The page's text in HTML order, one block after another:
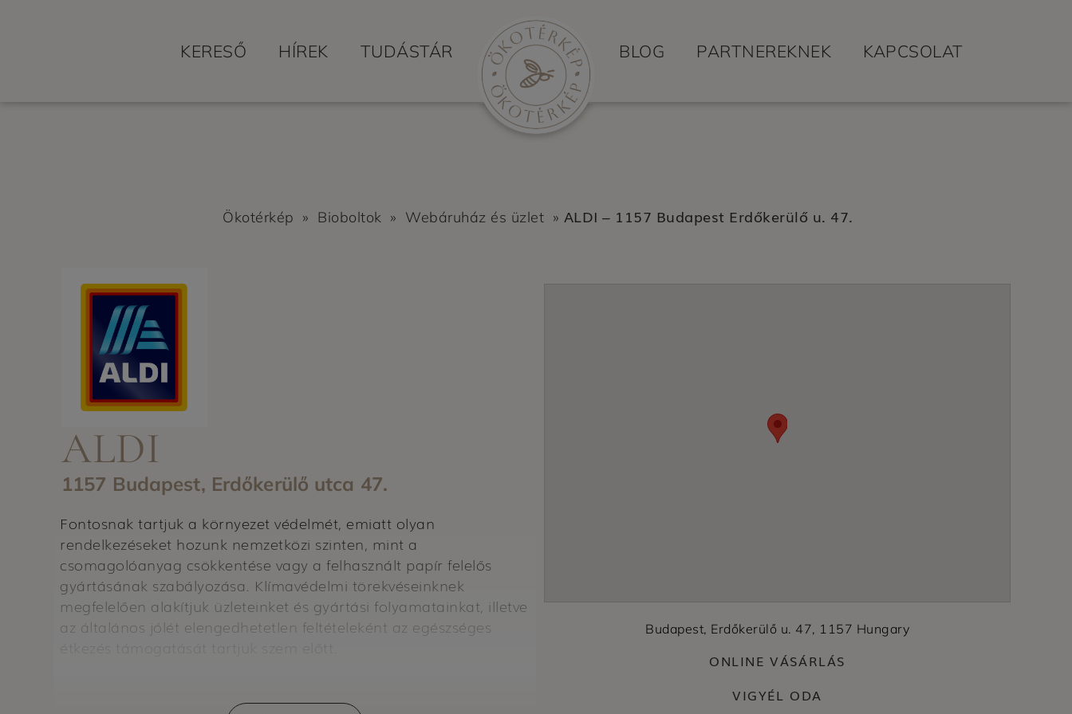
KERESŐ HÍREK TUDÁSTÁR BLOG PARTNEREKNEK KAPCSOLAT
Ökotérkép » Bioboltok » Webáruház és üzlet » ALDI – 1157 Budapest Erdőkerülő u. 47.
ALDI
1157 Budapest, Erdőkerülő utca 47.
Fontosnak tartjuk a környezet védelmét, emiatt olyan
rendelkezéseket hozunk nemzetközi szinten, mint a
csomagolóanyag csökkentése vagy a felhasznált papír felelős
gyártásának szabályozása. Klímavédelmi törekvéseinknek
megfelelően alakítjuk üzleteinket és gyártási folyamatainkat, illetve
az általános jólét elengedhetetlen feltételeként az egészséges
elérhetővé tegyük. Stratégiánkban négy nemzetközi prioritás
Budapest, Erdőkerülő u. 47, 1157 Hungary
ONLINE VÁSÁRLÁS
VIGYÉL ODA